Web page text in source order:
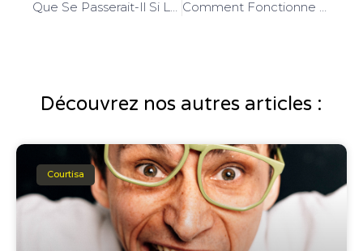
Découvrez nos autres articles :
Courtisa